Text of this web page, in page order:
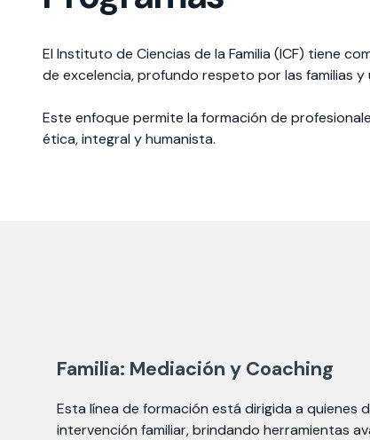
El Instituto de Ciencias de la Familia (ICF) tiene
de excelencia, profundo respeto por las familias
​Este enfoque permite la formación de
ética, integral y humanista.​
Familia: Mediación y Coaching
Esta línea de formación está dirigida a quienes
intervención familiar, brindando herramientas